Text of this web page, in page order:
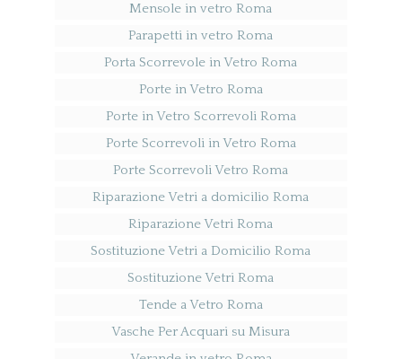
Mensole in vetro Roma
Parapetti in vetro Roma
Porta Scorrevole in Vetro Roma
Porte in Vetro Roma
Porte in Vetro Scorrevoli Roma
Porte Scorrevoli in Vetro Roma
Porte Scorrevoli Vetro Roma
Riparazione Vetri a domicilio Roma
Riparazione Vetri Roma
Sostituzione Vetri a Domicilio Roma
Sostituzione Vetri Roma
Tende a Vetro Roma
Vasche Per Acquari su Misura